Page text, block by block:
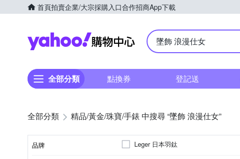
首頁拍賣企業/大宗採購入口合作招商App下載
Yahoo購物中心
全部分類 點換券 登記送
全部分類 精品/黃金/珠寶/手錶 中搜尋 “墜飾 浪漫仕女”
品牌 Leger 日本羽鈦